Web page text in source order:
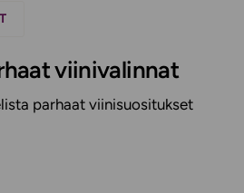
viinivalinnat
parhaat viinisuositukset